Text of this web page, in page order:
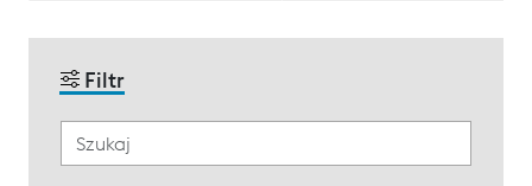
Filtr